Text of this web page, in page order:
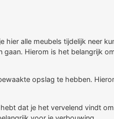
alle meubels tijdelijk neer
Hierom is het belangrijk
opslag te hebben.
dat je het vervelend vindt